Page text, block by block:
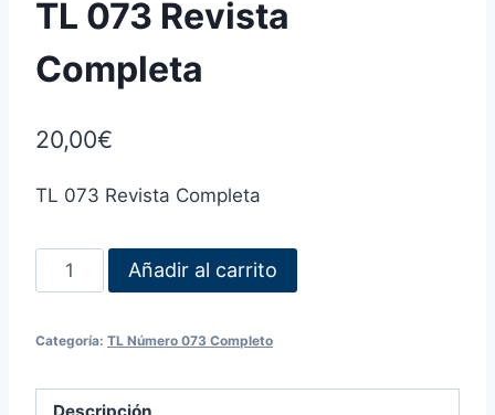
TL 073 Revista
Completa
20,00€
TL 073 Revista Completa
Añadir al carrito
Categoría: TL Número 073 Completo
Descripción